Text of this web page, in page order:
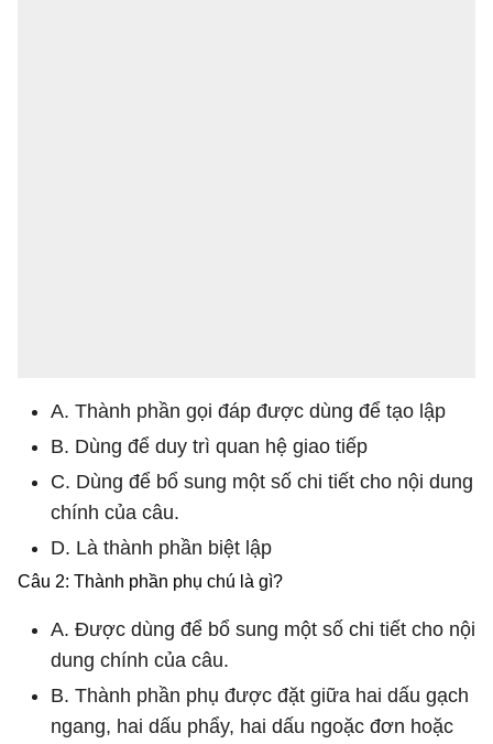
A. Thành phần gọi đáp được dùng để tạo lập
B. Dùng để duy trì quan hệ giao tiếp
C. Dùng để bổ sung một số chi tiết cho nội dung
chính của câu.
D. Là thành phần biệt lập
Câu 2: Thành phần phụ chú là gì?
A. Được dùng để bổ sung một số chi tiết cho nội
dung chính của câu.
B. Thành phần phụ được đặt giữa hai dấu gạch
ngang, hai dấu phẩy, hai dấu ngoặc đơn hoặc